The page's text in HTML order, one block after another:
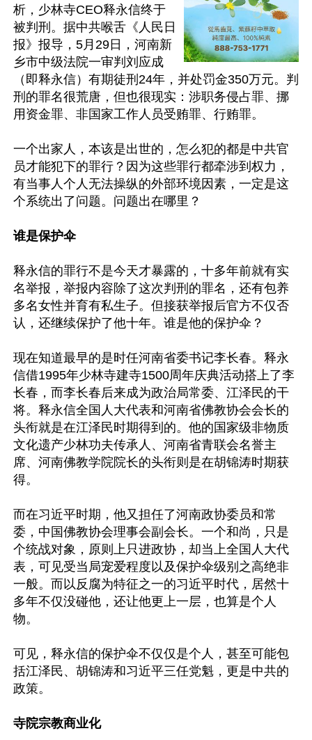
析，少林寺CEO释永信终于
被判刑。据中共喉舌《人民日
报》报导，5月29日，河南新
乡市中级法院一审判刘应成
（即释永信）有期徒刑24年，并处罚金350万元。判
刑的罪名很荒唐，但也很现实：涉职务侵占罪、挪
用资金罪、非国家工作人员受贿罪、行贿罪。
一个出家人，本该是出世的，怎么犯的都是中共官
员才能犯下的罪行？因为这些罪行都牵涉到权力，
有当事人个人无法操纵的外部环境因素，一定是这
个系统出了问题。问题出在哪里？
谁是保护伞
释永信的罪行不是今天才暴露的，十多年前就有实
名举报，举报内容除了这次判刑的罪名，还有包养
多名女性并育有私生子。但接获举报后官方不仅否
认，还继续保护了他十年。谁是他的保护伞？
现在知道最早的是时任河南省委书记李长春。释永
信借1995年少林寺建寺1500周年庆典活动搭上了李
长春，而李长春后来成为政治局常委、江泽民的干
将。释永信全国人大代表和河南省佛教协会会长的
头衔就是在江泽民时期得到的。他的国家级非物质
文化遗产少林功夫传承人、河南省青联会名誉主
席、河南佛教学院院长的头衔则是在胡锦涛时期获
得。
而在习近平时期，他又担任了河南政协委员和常
委，中国佛教协会理事会副会长。一个和尚，只是
个统战对象，原则上只进政协，却当上全国人大代
表，可见受当局宠爱程度以及保护伞级别之高绝非
一般。而以反腐为特征之一的习近平时代，居然十
多年不仅没碰他，还让他更上一层，也算是个人
物。
可见，释永信的保护伞不仅仅是个人，甚至可能包
括江泽民、胡锦涛和习近平三任党魁，更是中共的
政策。
寺院宗教商业化